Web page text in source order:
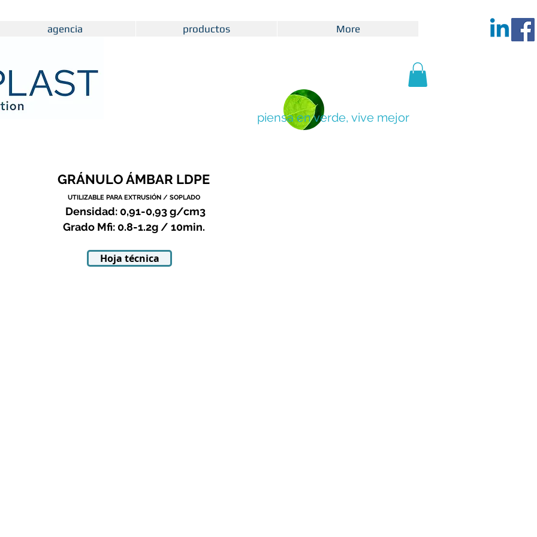
agencia productos More
piensa en verde, vive mejor
GRÁNULO ÁMBAR LDPE
UTILIZABLE PARA EXTRUSIÓN / SOPLADO
Densidad: 0,91-0,93 g/cm3
Grado Mfi: 0.8-1.2g / 10min.
Hoja técnica